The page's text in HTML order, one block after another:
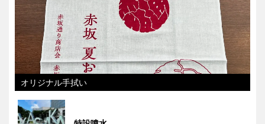
オリジナル手拭い